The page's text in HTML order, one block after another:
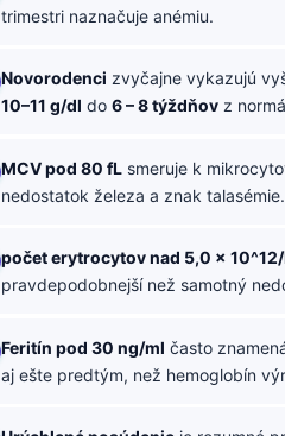
trimestri naznačuje anémiu.
Novorodenci zvyčajne vykazujú
10–11 g/dl do 6 – 8 týždňov z
MCV pod 80 fL smeruje k
nedostatok železa a znak talasémie.
počet erytrocytov nad 5,0 ×
pravdepodobnejší než samotný
Feritín pod 30 ng/ml často
aj ešte predtým, než hemoglobín